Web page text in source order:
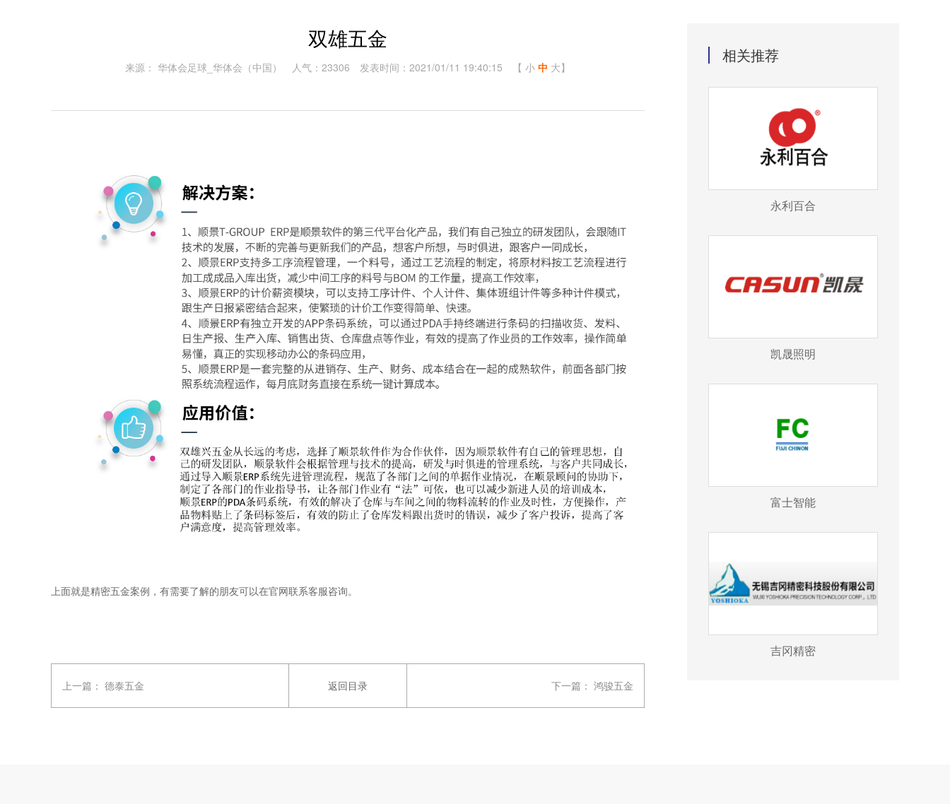
双雄五金
来源： 华体会足球_华体会（中国） 人气：23306 发表时间：2021/01/11 19:40:15 【 小 中 大】
上面就是精密五金案例，有需要了解的朋友可以在官网联系客服咨询。
上一篇： 德泰五金 返回目录 下一篇： 鸿骏五金
相关推荐
永利百合
凯晟照明
富士智能
吉冈精密